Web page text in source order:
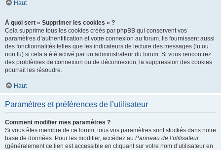
Haut
À quoi sert « Supprimer les cookies » ?
Cela supprime tous les cookies créés par phpBB qui conservent vos
paramètres d’authentification et votre connexion au forum. Ils fournissent aussi
des fonctionnalités telles que les indicateurs de lecture des messages (lu ou
non lu) si cela a été activé par un administrateur du forum. Si vous rencontrez
des problèmes de connexion ou de déconnexion, la suppression des cookies
pourrait les résoudre.
Haut
Paramètres et préférences de l’utilisateur
Comment modifier mes paramètres ?
Si vous êtes membre de ce forum, tous vos paramètres sont stockés dans notre
base de données. Pour les modifier, accédez au Panneau de l’utilisateur
(généralement ce lien est accessible en cliquant sur votre nom d’utilisateur en